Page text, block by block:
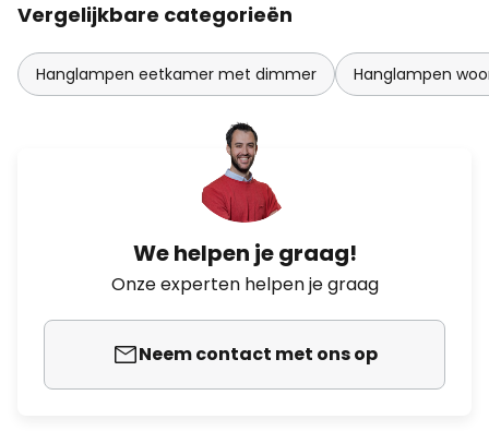
Vergelijkbare categorieën
Hanglampen eetkamer met dimmer Hanglampen
We helpen je graag!
Onze experten helpen je graag
Neem contact met ons op